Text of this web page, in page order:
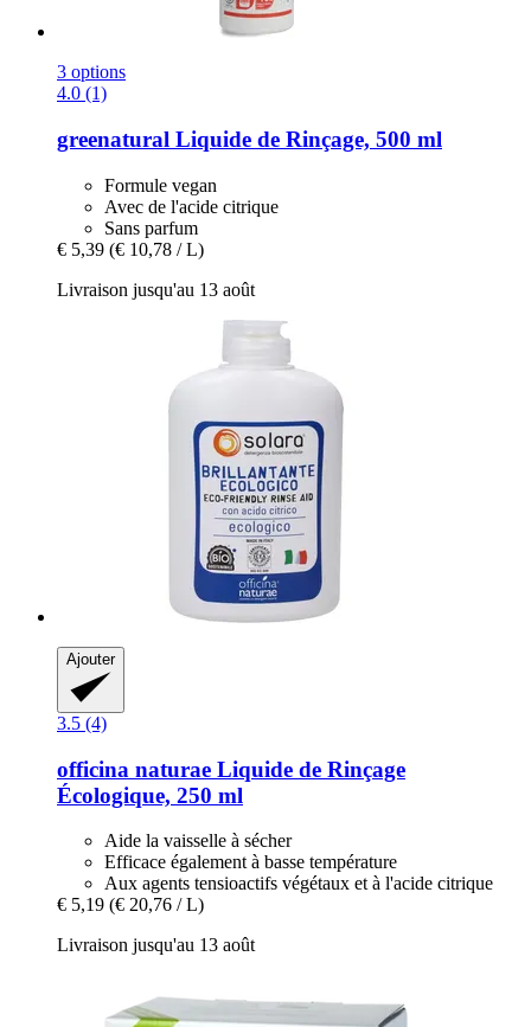
3 options
4.0 (1)
greenatural Liquide de Rinçage, 500 ml
Formule vegan
Avec de l'acide citrique
Sans parfum
€ 5,39 (€ 10,78 / L)
Livraison jusqu'au 13 août
Ajouter
3.5 (4)
officina naturae Liquide de Rinçage
Écologique, 250 ml
Aide la vaisselle à sécher
Efficace également à basse température
Aux agents tensioactifs végétaux et à l'acide citrique
€ 5,19 (€ 20,76 / L)
Livraison jusqu'au 13 août